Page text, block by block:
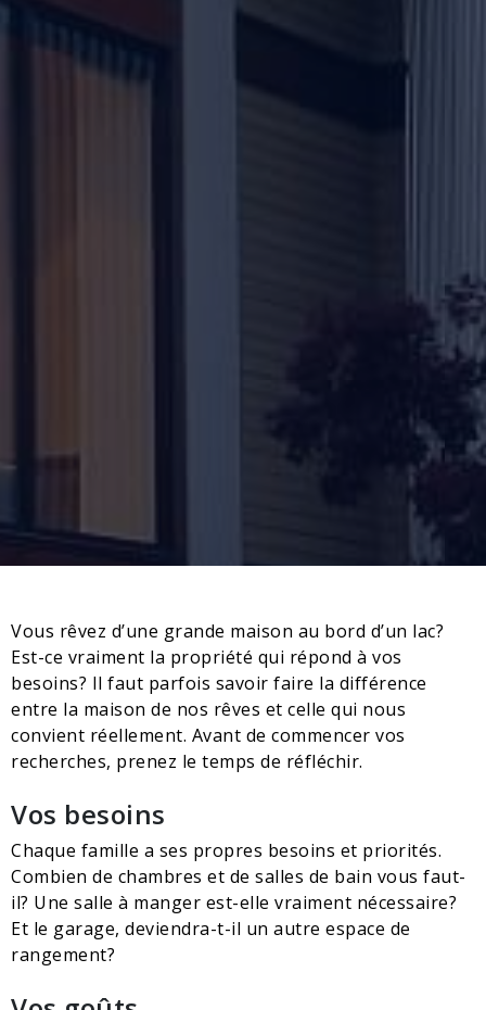
Vous rêvez d’une grande maison au bord d’un lac?
Est-ce vraiment la propriété qui répond à vos
besoins? Il faut parfois savoir faire la différence
entre la maison de nos rêves et celle qui nous
convient réellement. Avant de commencer vos
recherches, prenez le temps de réfléchir.
Vos besoins
Chaque famille a ses propres besoins et priorités.
Combien de chambres et de salles de bain vous faut-
il? Une salle à manger est-elle vraiment nécessaire?
Et le garage, deviendra-t-il un autre espace de
rangement?